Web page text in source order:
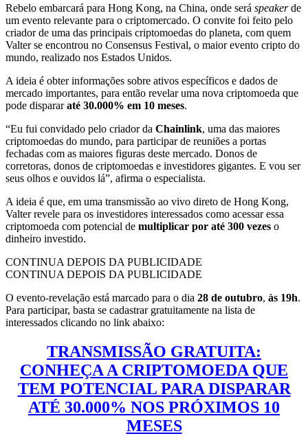
Rebelo embarcará para Hong Kong, na China, onde será speakerde
um evento relevante para o criptomercado. O convite foi feito pelo
criador de uma das principais criptomoedas do planeta, com quem
Valter se encontrou no Consensus Festival, o maior evento cripto do
mundo, realizado nos Estados Unidos.
A ideia é obter informações sobre ativos específicos e dados de
mercado importantes, para então revelar uma nova criptomoeda que
pode dispararaté 30.000% em 10 meses.
“Eu fui convidado pelo criador da Chainlink, uma das maiores
criptomoedas do mundo, para participar de reuniões a portas
fechadas com as maiores figuras deste mercado. Donos de
corretoras, donos de criptomoedas e investidores gigantes. E vou ser
seus olhos e ouvidos lá”, afirma o especialista.
A ideia é que, em uma transmissão ao vivo direto de Hong Kong,
Valter revele para os investidores interessados como acessar essa
criptomoeda com potencial de multiplicar por até 300 vezes o
dinheiro investido.
CONTINUA DEPOIS DA PUBLICIDADE
CONTINUA DEPOIS DA PUBLICIDADE
O evento-revelação está marcado para o dia 28 de outubro, às 19h.
Para participar, basta se cadastrar gratuitamente na lista de
interessados clicando no link abaixo:
TRANSMISSÃO GRATUITA:
CONHEÇA A CRIPTOMOEDA QUE
TEM POTENCIAL PARA DISPARAR
ATÉ 30.000% NOS PRÓXIMOS 10
MESES